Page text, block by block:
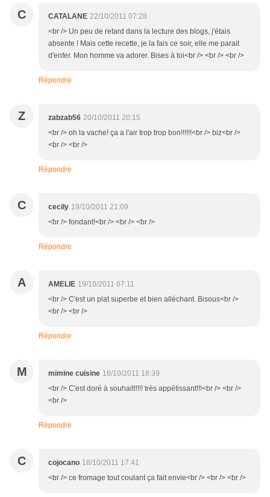
C CATALANE 22/10/2011 07:28
<br /> Un peu de retard dans la lecture des blogs, j'étais
absente ! Mais cette recette, je la fais ce soir, elle me parait
d'enfer. Mon homme va adorer. Bises à toi<br /> <br /> <br />
Répondre
Z zabzab56 20/10/2011 20:15
<br /> oh la vache! ça a l'air trop trop bon!!!!!!<br /> biz<br />
<br /> <br />
Répondre
C cecily 19/10/2011 21:09
<br /> fondant!<br /> <br /> <br />
Répondre
A AMELIE 19/10/2011 07:11
<br /> C'est un plat superbe et bien alléchant. Bisous<br />
<br /> <br />
Répondre
M mimine cuisine 18/10/2011 18:39
<br /> C'est doré à souhait!!!!! très appétissant!!!<br /> <br />
<br />
Répondre
C cojocano 18/10/2011 17:41
<br /> ce fromage tout coulant ça fait envie<br /> <br /> <br />